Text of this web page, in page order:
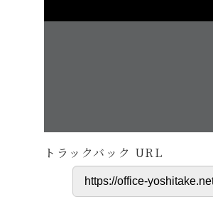
トラックバック URL